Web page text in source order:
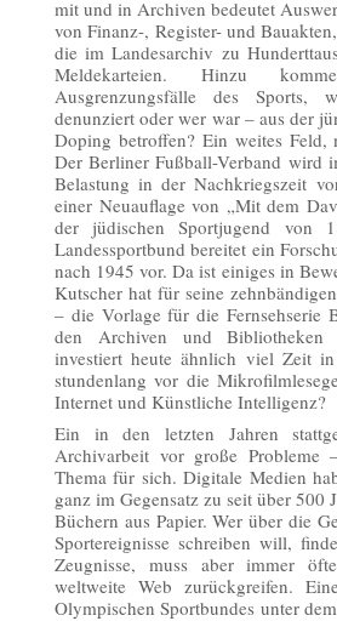
mit und in Archiven bedeutet
von Finanz-, Register- und
die im Landesarchiv zu
Meldekarteien. Hinzu
Ausgrenzungsfälle des Sports,
denunziert oder wer war – aus der
Doping betroffen? Ein weites
Der Berliner Fußball-Verband wird
Belastung in der Nachkriegszeit
einer Neuauflage von „Mit dem
der jüdischen Sportjugend
Landessportbund bereitet ein
nach 1945 vor. Da ist einiges in
Kutscher hat für seine
– die Vorlage für die Fernsehserie
den Archiven und Bibliotheken
investiert heute ähnlich viel Zeit
stundenlang vor die
Internet und Künstliche Intelligenz?
Ein in den letzten Jahren
Archivarbeit vor große
Thema für sich. Digitale Medien
ganz im Gegensatz zu seit über 500
Büchern aus Papier. Wer über die
Sportereignisse schreiben will,
Zeugnisse, muss aber immer
weltweite Web zurückgreifen.
Olympischen Sportbundes unter